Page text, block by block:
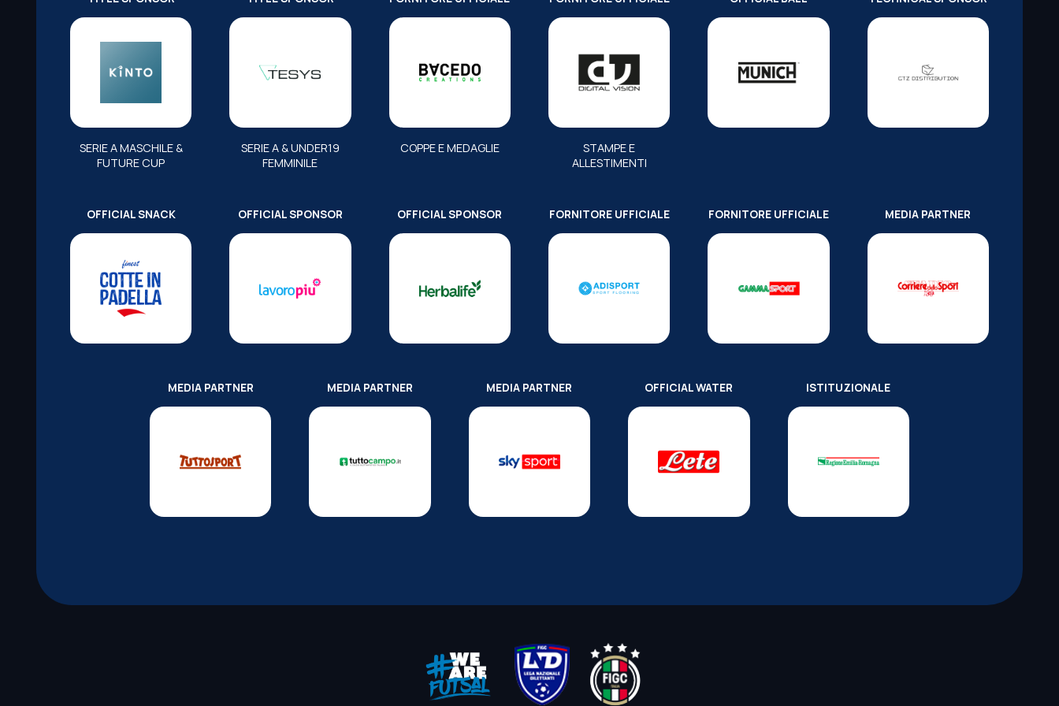
SERIE A MASCHILE &
FUTURE CUP
SERIE A & UNDER19
FEMMINILE
COPPE E MEDAGLIE
STAMPE E
ALLESTIMENTI
OFFICIAL SNACK OFFICIAL SPONSOR OFFICIAL SPONSOR FORNITORE UFFICIALE FORNITORE UFFICIALE MEDIA PARTNER
MEDIA PARTNER MEDIA PARTNER MEDIA PARTNER OFFICIAL WATER ISTITUZIONALE